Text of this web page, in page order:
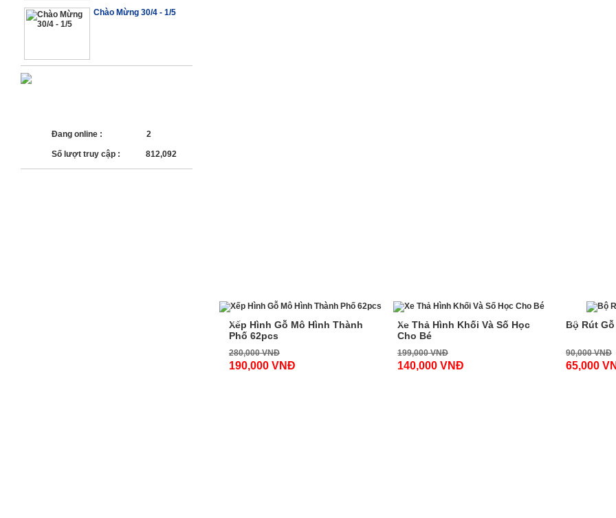
Chào Mừng 30/4 - 1/5
Đang online : 2
Số lượt truy cập : 812,092
-33%Xếp Hình Gỗ Mô Hình Thành
Phố 62pcs
280,000 VNĐ
190,000 VNĐ
-30%Xe Thả Hình Khối Và Số Học
Cho Bé
199,000 VNĐ
140,000 VNĐ
-28%Bộ Rút
90,000 VNĐ
65,000